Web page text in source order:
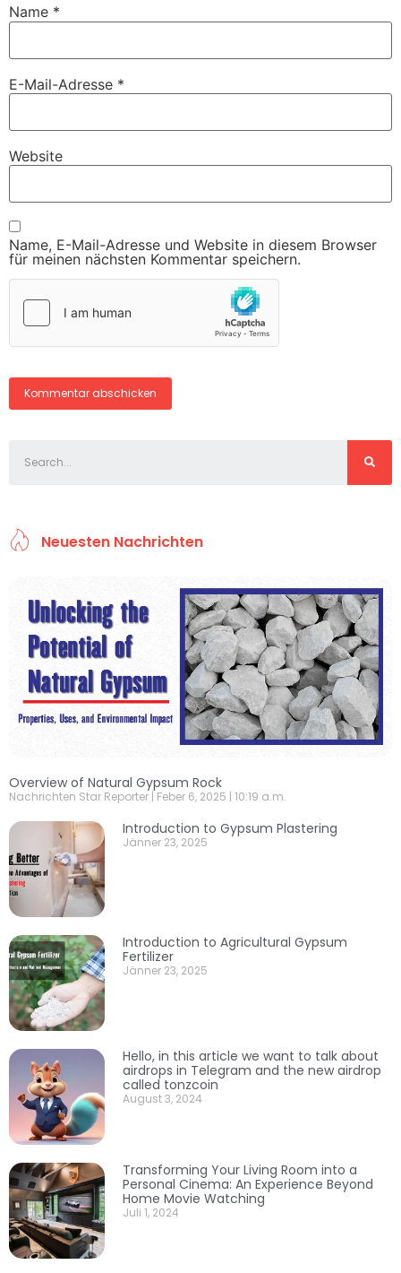
Name *
E-Mail-Adresse *
Website
Name, E-Mail-Adresse und Website in diesem Browser
für meinen nächsten Kommentar speichern.
Neuesten Nachrichten
Overview of Natural Gypsum Rock
Nachrichten Star Reporter Feber 6, 2025 10:19 a.m.
Introduction to Gypsum Plastering
Jänner 23, 2025
Introduction to Agricultural Gypsum
Fertilizer
Jänner 23, 2025
Hello, in this article we want to talk about
airdrops in Telegram and the new airdrop
called tonzcoin
August 3, 2024
Transforming Your Living Room into a
Personal Cinema: An Experience Beyond
Home Movie Watching
Juli 1, 2024